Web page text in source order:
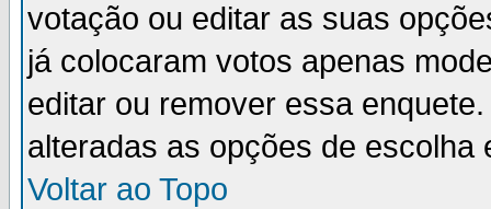
votação ou editar as suas
já colocaram votos apenas
editar ou remover essa
alteradas as opções de escolha
Voltar ao Topo